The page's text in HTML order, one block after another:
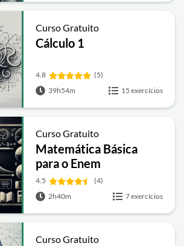
Curso Gratuito
Cálculo 1
4.8
(5)
39h54m
15 exercícios
Curso Gratuito
Matemática Básica
para o Enem
4.5
(4)
2h40m
7 exercícios
Curso Gratuito